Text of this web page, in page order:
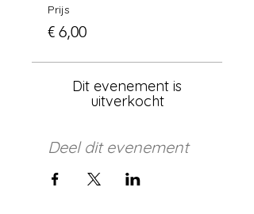
Prijs
€ 6,00
Dit evenement is
uitverkocht
Deel dit evenement